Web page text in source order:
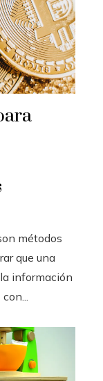
métodos
que una
información